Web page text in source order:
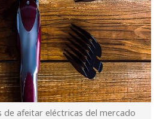
de afeitar eléctricas del mercado